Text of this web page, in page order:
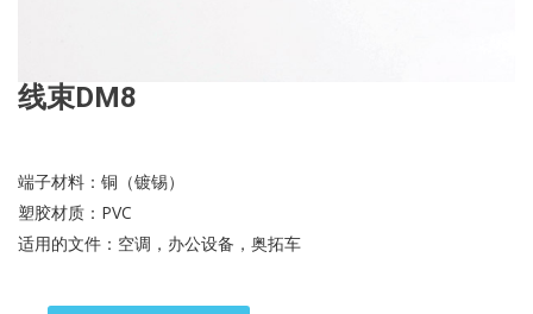
线束DM8
端子材料：铜（镀锡）
塑胶材质：PVC
适用的文件：空调，办公设备，奥拓车